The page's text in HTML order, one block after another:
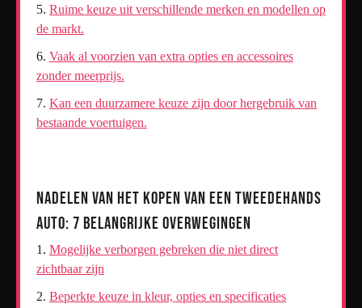
Ruime keuze uit verschillende merken en modellen op
de markt.
Vaak al voorzien van extra opties en accessoires
zonder meerprijs.
Kan een duurzamere keuze zijn door hergebruik van
bestaande voertuigen.
Nadelen van het Kopen van een Tweedehands
Auto: 7 Belangrijke Overwegingen
Mogelijke verborgen gebreken die niet direct
zichtbaar zijn
Beperkte keuze in kleur, opties en specificaties